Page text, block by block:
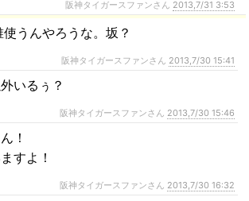
阪神タイガースファンさん 2013,7/31 3:53
うんやろうな。坂？
阪神タイガースファンさん 2013,7/30 15:41
いるぅ？
阪神タイガースファンさん 2013,7/30 15:46
！
すよ！
阪神タイガースファンさん 2013,7/30 16:32